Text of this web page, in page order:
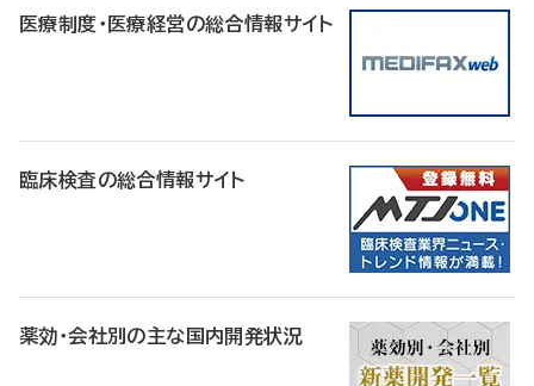
医療制度・医療経営の総合情報サイト
臨床検査の総合情報サイト
薬効・会社別の主な国内開発状況